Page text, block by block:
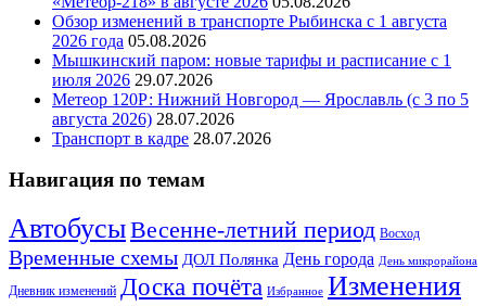
Обзор изменений в транспорте Рыбинска с 1 августа
2026 года 05.08.2026
Мышкинский паром: новые тарифы и расписание с 1
июля 2026 29.07.2026
Метеор 120Р: Нижний Новгород — Ярославль (с 3 по 5
августа 2026) 28.07.2026
Транспорт в кадре 28.07.2026
Навигация по темам
АвтобусыВесенне-летний период Восход
Временные схемы ДОЛ Полянка День города День микрорайона
Дневник изменений Доска почёта Избранное Изменения